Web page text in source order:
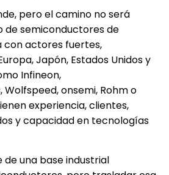
pero el camino no será
de semiconductores de
actores fuertes,
Japón, Estados Unidos y
Infineon,
onsemi, Rohm o
experiencia, clientes,
y capacidad en tecnologías
una base industrial